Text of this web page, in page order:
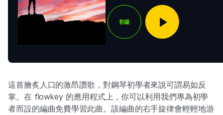
初級
這首膾炙人口的激昂讚歌，對鋼琴初學者來說可謂易如反
掌。在 flowkey 的應用程式上，你可以利用我們專為初學
者而設的編曲免費學習此曲。該編曲的右手旋律會輕輕地游